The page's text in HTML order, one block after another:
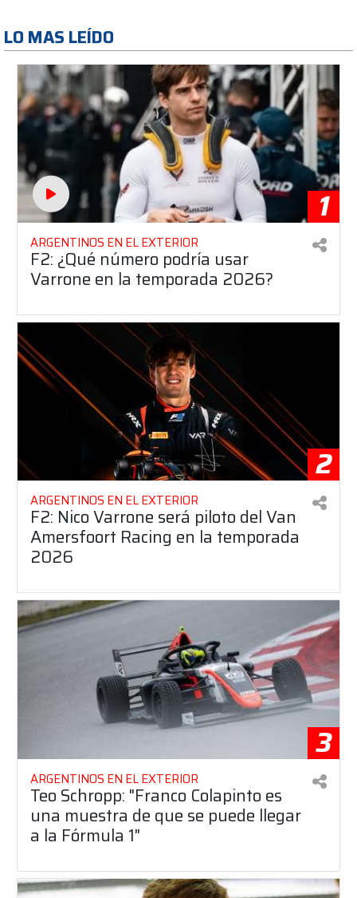
LO MAS LEÍDO
1
ARGENTINOS EN EL EXTERIOR
F2: ¿Qué número podría usar
Varrone en la temporada 2026?
2
ARGENTINOS EN EL EXTERIOR
F2: Nico Varrone será piloto del Van
Amersfoort Racing en la temporada
2026
3
ARGENTINOS EN EL EXTERIOR
Teo Schropp: "Franco Colapinto es
una muestra de que se puede llegar
a la Fórmula 1"